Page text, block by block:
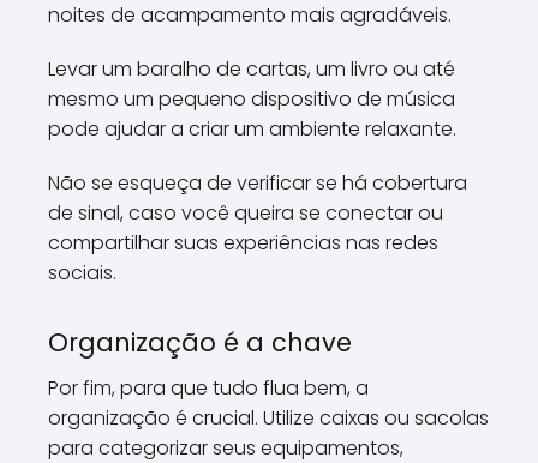
noites de acampamento mais agradáveis.
Levar um baralho de cartas, um livro ou até
mesmo um pequeno dispositivo de música
pode ajudar a criar um ambiente relaxante.
Não se esqueça de verificar se há cobertura
de sinal, caso você queira se conectar ou
compartilhar suas experiências nas redes
sociais.
Organização é a chave
Por fim, para que tudo flua bem, a
organização é crucial. Utilize caixas ou sacolas
para categorizar seus equipamentos,